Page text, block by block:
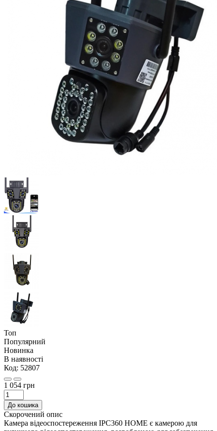
Топ
Популярний
Новинка
В наявності
Код: 52807
1 054 грн
До кошика
Скорочений опис
Камера відеоспостереження IPC360 HOME є камерою для